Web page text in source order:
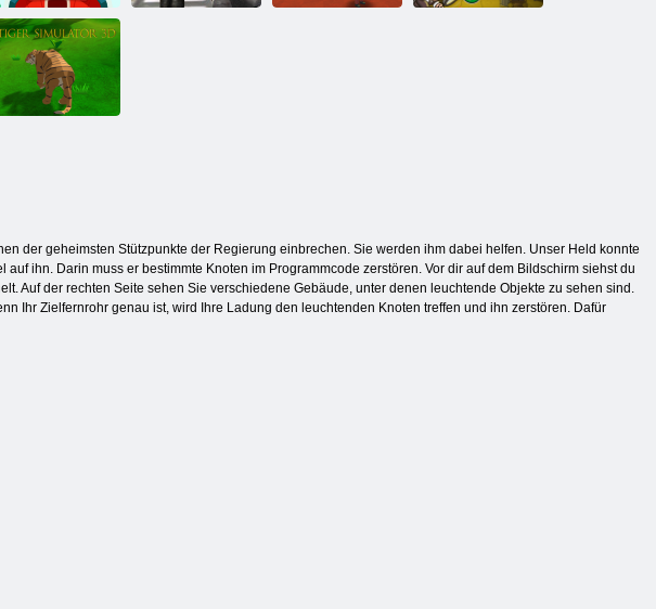
Haustierverbindung
der geheimsten Stützpunkte der Regierung einbrechen. Sie werden ihm dabei helfen. Unser Held konnte
ihn. Darin muss er bestimmte Knoten im Programmcode zerstören. Vor dir auf dem Bildschirm siehst du
Auf der rechten Seite sehen Sie verschiedene Gebäude, unter denen leuchtende Objekte zu sehen sind.
Ihr Zielfernrohr genau ist, wird Ihre Ladung den leuchtenden Knoten treffen und ihn zerstören. Dafür